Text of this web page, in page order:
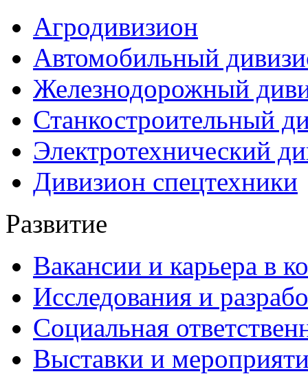
Агродивизион
Автомобильный
Железнодорожный
Станкостроительный
Электротехнический
Дивизион спецтехники
Развитие
Вакансии и карьера в
Исследования и
Социальная
Выставки и